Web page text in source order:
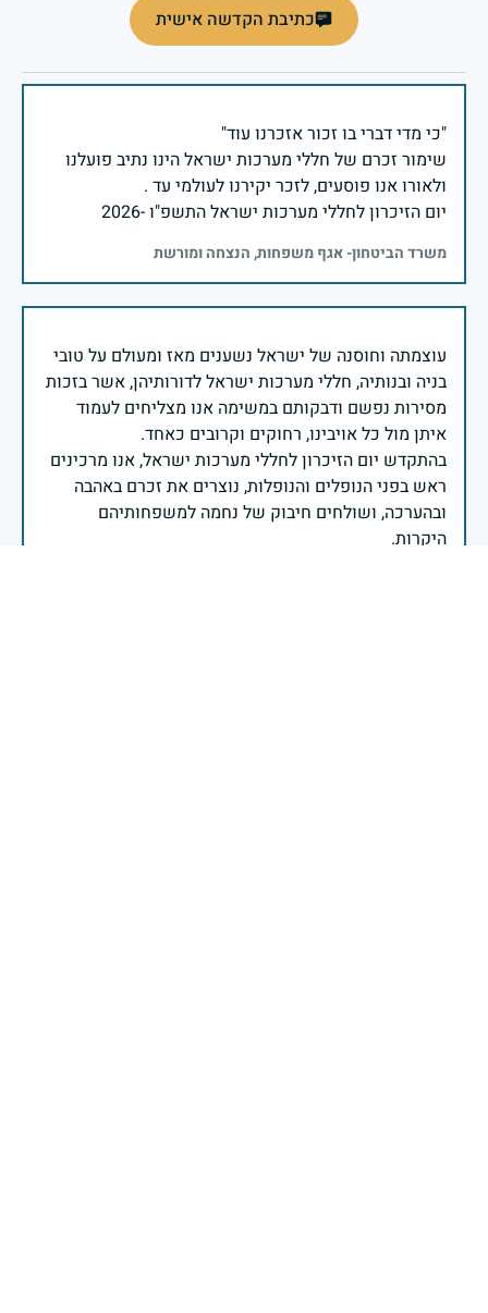
כתיבת הקדשה אישית
שימור זכרם של חללי מערכות ישראל הינו נתיב פועלנו
יום הזיכרון לחללי מערכות ישראל התשפ"ו -2026
משרד הביטחון- אגף משפחות, הנצחה ומורשת
עוצמתה וחוסנה של ישראל נשענים מאז ומעולם על טובי
בניה ובנותיה, חללי מערכות ישראל לדורותיהן, אשר בזכות
מסירות נפשם ודבקותם במשימה אנו מצליחים לעמוד
בהתקדש יום הזיכרון לחללי מערכות ישראל, אנו מרכינים
ראש בפני הנופלים והנופלות, נוצרים את זכרם באהבה
ובהערכה, ושולחים חיבוק של נחמה למשפחותיהם